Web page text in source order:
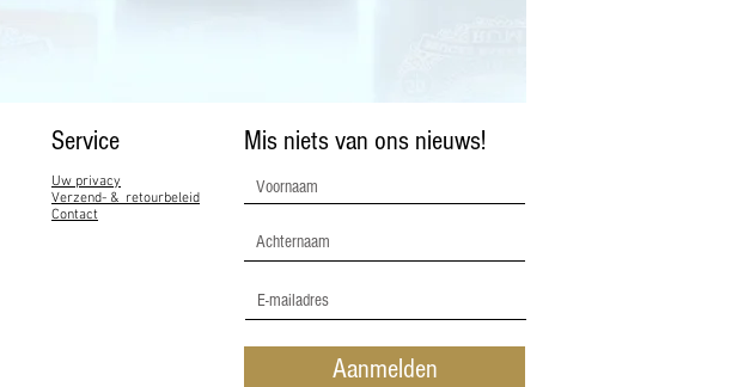
Service​
Uw privacy
Verzend- & retourbeleid
Contact
Mis niets van ons nieuws!
Aanmelden